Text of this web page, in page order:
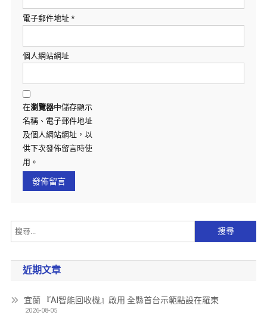
電子郵件地址 *
個人網站網址
在瀏覽器中儲存顯示
名稱、電子郵件地址
及個人網站網址，以
供下次發佈留言時使
用。
近期文章
宜蘭 『AI智能回收機』啟用 全縣首台示範點設在羅東
2026-08-05